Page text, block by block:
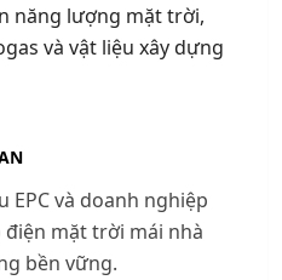
năng lượng mặt trời,
và vật liệu xây dựng
EPC và doanh nghiệp
mặt trời mái nhà
bền vững.